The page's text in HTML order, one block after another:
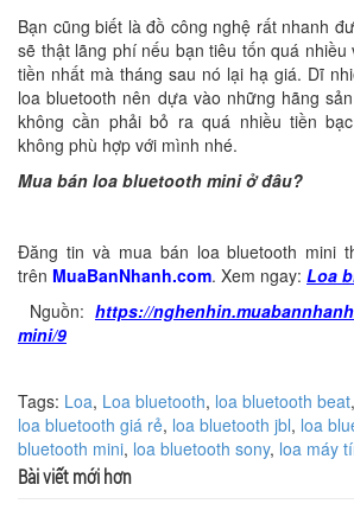
Bạn cũng biết là đồ công nghệ rất nhanh
sẽ thật lãng phí nếu bạn tiêu tốn quá nhiều
tiền nhất mà tháng sau nó lại hạ giá. Dĩ
loa bluetooth nên dựa vào những hãng
không cần phải bỏ ra quá nhiều tiền
không phù hợp với mình nhé.
Mua bán loa bluetooth mini ở đâu?
Đăng tin và mua bán loa bluetooth mini
trên MuaBanNhanh.com. Xem ngay: Loa
Nguồn: https://
mini/9
Tags: Loa, Loa bluetooth, loa bluetooth beat,
loa bluetooth giá rẻ, loa bluetooth jbl, loa
bluetooth mini, loa bluetooth sony, loa máy
Bài viết mới hơn